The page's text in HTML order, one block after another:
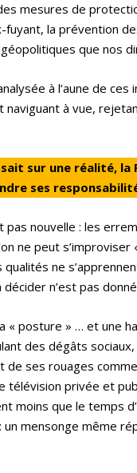
mesures de
la prévention
que nos
à l’aune de
à vue,
sur une réalité, la
ses
pas nouvelle : les
ne peut
ne
n’est pas
« posture » … et une
des dégâts
de ses rouages
privée et
moins que le temps
mensonge même